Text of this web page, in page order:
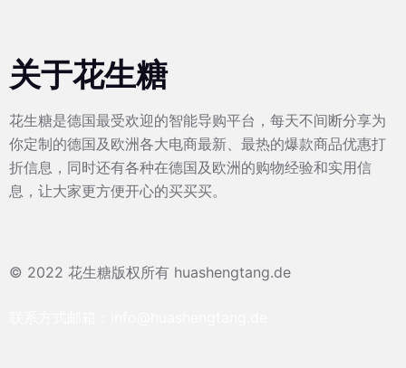
关于花生糖
花生糖是德国最受欢迎的智能导购平台，每天不间断分享为
你定制的德国及欧洲各大电商最新、最热的爆款商品优惠打
折信息，同时还有各种在德国及欧洲的购物经验和实用信
息，让大家更方便开心的买买买。
© 2022 花生糖版权所有 huashengtang.de